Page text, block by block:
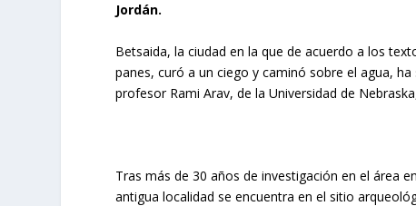
Jordán.
Betsaida, la ciudad en la que de acuerdo a los
panes, curó a un ciego y caminó sobre el agua,
profesor Rami Arav, de la Universidad de
Tras más de 30 años de investigación en el área
antigua localidad se encuentra en el sitio